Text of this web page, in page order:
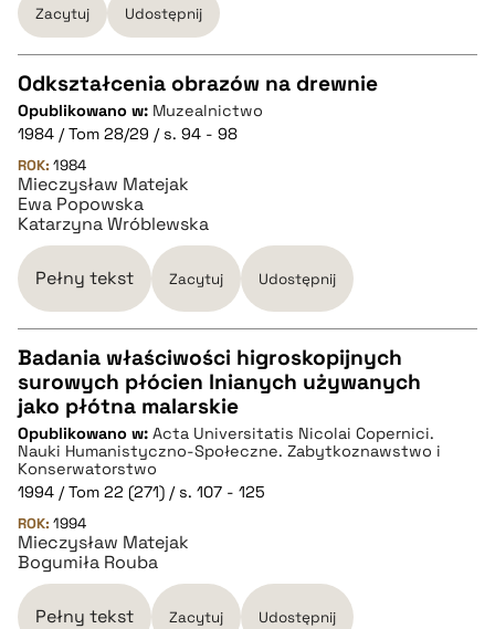
pobierz cytat
Zacytuj Udostępnij
CZYSTY TEKST
pobierz cytat
Odkształcenia obrazów na drewnie
Opublikowano w: Muzealnictwo
1984 / Tom 28/29 / s. 94 - 98
ROK: 1984
Mieczysław Matejak
Ewa Popowska
Katarzyna Wróblewska
Pełny tekst Zacytuj Udostępnij
CZYSTY TEKST
pobierz cytat
BIBTEX
pobierz cytat
Badania właściwości higroskopijnych
surowych płócien lnianych używanych
jako płótna malarskie
Opublikowano w: Acta Universitatis Nicolai Copernici.
Nauki Humanistyczno-Społeczne. Zabytkoznawstwo i
Konserwatorstwo
1994 / Tom 22 (271) / s. 107 - 125
ROK: 1994
Mieczysław Matejak
Bogumiła Rouba
Pełny tekst Zacytuj Udostępnij